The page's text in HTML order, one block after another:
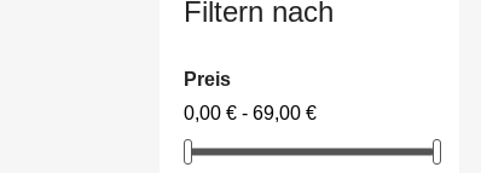
Filtern nach
Preis
0,00 € - 69,00 €